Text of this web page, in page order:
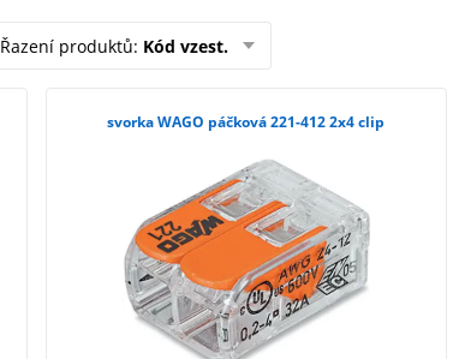
Řazení produktů: Kód vzest.
svorka WAGO páčková 221-412 2x4 clip